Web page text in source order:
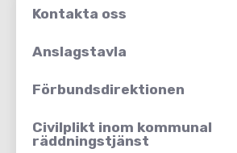
Kontakta oss
Anslagstavla
Förbundsdirektionen
Civilplikt inom kommunal
räddningstjänst